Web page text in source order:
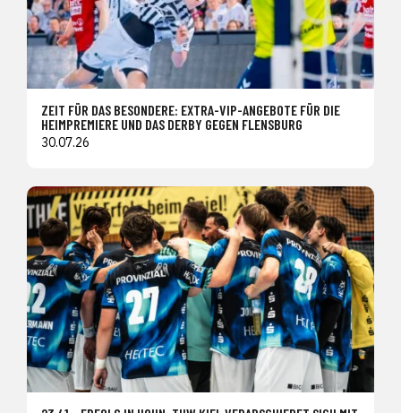
ZEIT FÜR DAS BESONDERE: EXTRA-VIP-ANGEBOTE FÜR DIE
HEIMPREMIERE UND DAS DERBY GEGEN FLENSBURG
30.07.26